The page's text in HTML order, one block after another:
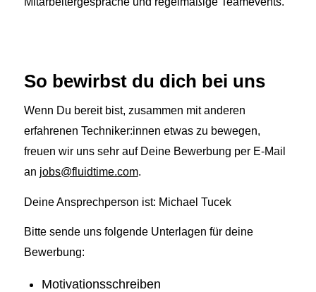
So bewirbst du dich bei uns
Wenn Du bereit bist, zusammen mit anderen
erfahrenen Techniker:innen etwas zu bewegen,
freuen wir uns sehr auf Deine Bewerbung per E-Mail
an jobs@fluidtime.com.
Deine Ansprechperson ist: Michael Tucek
Bitte sende uns folgende Unterlagen für deine
Bewerbung:
Motivationsschreiben